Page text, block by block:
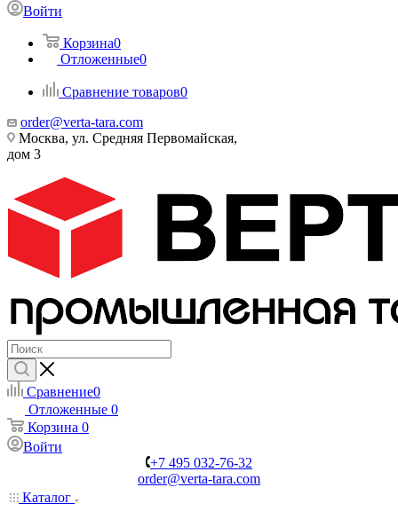
Войти
Корзина0
Отложенные0
Сравнение товаров0
order@verta-tara.com
Москва, ул. Средняя Первомайская,
дом 3
Сравнение0
Отложенные 0
Корзина 0
Войти
+7 495 032-76-32
order@verta-tara.com
Каталог